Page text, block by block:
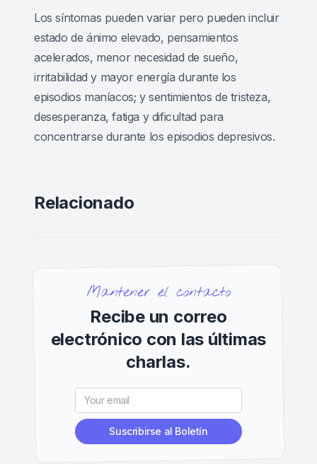
Los síntomas pueden variar pero pueden incluir
estado de ánimo elevado, pensamientos
acelerados, menor necesidad de sueño,
irritabilidad y mayor energía durante los
episodios maníacos; y sentimientos de tristeza,
desesperanza, fatiga y dificultad para
concentrarse durante los episodios depresivos.
Relacionado
Mantener el contacto
Recibe un correo
electrónico con las últimas
charlas.
Suscribirse al Boletín